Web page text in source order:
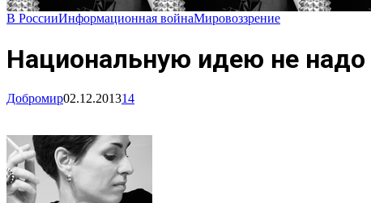
В РоссииИнформационная войнаМировоззрение
Национальную идею не надо
Добромир02.12.201314